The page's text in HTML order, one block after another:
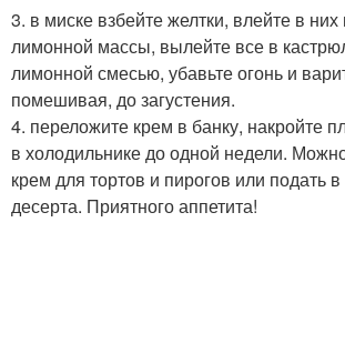
3. в миске взбейте желтки, влейте в
лимонной массы, вылейте все в
лимонной смесью, убавьте огонь и
помешивая, до загустения.
4. переложите крем в банку, накройте
в холодильнике до одной недели.
крем для тортов и пирогов или подать в
десерта. Приятного аппетита!